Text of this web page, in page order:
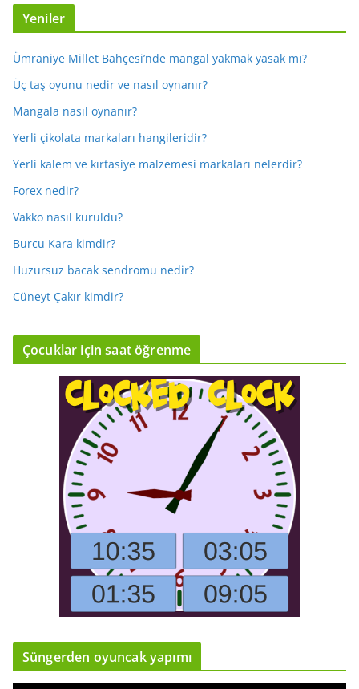
Yeniler
Ümraniye Millet Bahçesi’nde mangal yakmak yasak mı?
Üç taş oyunu nedir ve nasıl oynanır?
Mangala nasıl oynanır?
Yerli çikolata markaları hangileridir?
Yerli kalem ve kırtasiye malzemesi markaları nelerdir?
Forex nedir?
Vakko nasıl kuruldu?
Burcu Kara kimdir?
Huzursuz bacak sendromu nedir?
Cüneyt Çakır kimdir?
Çocuklar için saat öğrenme
Süngerden oyuncak yapımı